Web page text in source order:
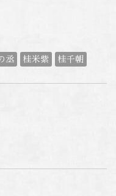
丞 桂米紫 桂千朝